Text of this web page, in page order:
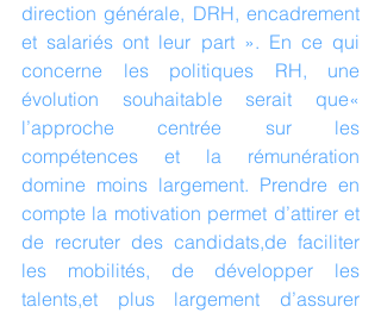
direction générale, DRH, encadrement
et salariés ont leur part ». En ce qui
concerne les politiques RH, une
évolution souhaitable serait que«
l’approche centrée sur les
compétences et la rémunération
domine moins largement. Prendre en
compte la motivation permet d’attirer et
de recruter des candidats,de faciliter
les mobilités, de développer les
talents,et plus largement d’assurer